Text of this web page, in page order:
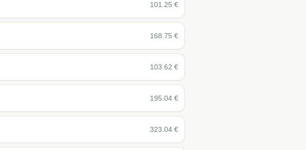
101.25 €
168.75 €
103.62 €
195.04 €
323.04 €